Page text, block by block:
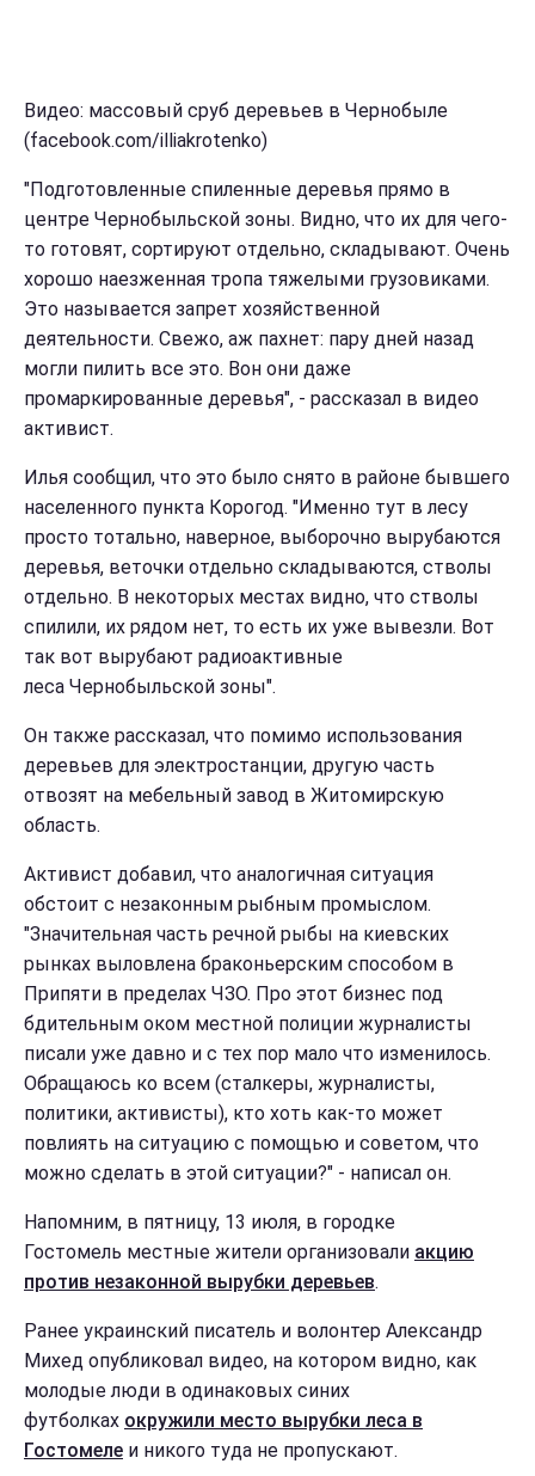
Видео: массовый сруб деревьев в Чернобыле
(facebook.com/illiakrotenko)
"Подготовленные спиленные деревья прямо в
центре Чернобыльской зоны. Видно, что их для чего-
то готовят, сортируют отдельно, складывают. Очень
хорошо наезженная тропа тяжелыми грузовиками.
Это называется запрет хозяйственной
деятельности. Свежо, аж пахнет: пару дней назад
могли пилить все это. Вон они даже
промаркированные деревья", - рассказал в видео
активист.
Илья сообщил, что это было снято в районе бывшего
населенного пункта Корогод. "Именно тут в лесу
просто тотально, наверное, выборочно вырубаются
деревья, веточки отдельно складываются, стволы
отдельно. В некоторых местах видно, что стволы
спилили, их рядом нет, то есть их уже вывезли. Вот
так вот вырубают радиоактивные
леса Чернобыльской зоны".
Он также рассказал, что помимо использования
деревьев для электростанции, другую часть
отвозят на мебельный завод в Житомирскую
область.
Активист добавил, что аналогичная ситуация
обстоит с незаконным рыбным промыслом.
"Значительная часть речной рыбы на киевских
рынках выловлена браконьерским способом в
Припяти в пределах ЧЗО. Про этот бизнес под
бдительным оком местной полиции журналисты
писали уже давно и с тех пор мало что изменилось.
Обращаюсь ко всем (сталкеры, журналисты,
политики, активисты), кто хоть как-то может
повлиять на ситуацию с помощью и советом, что
можно сделать в этой ситуации?" - написал он.
Напомним, в пятницу, 13 июля, в городке
Гостомель местные жители организовали акцию
против незаконной вырубки деревьев.
Ранее украинский писатель и волонтер Александр
Михед опубликовал видео, на котором видно, как
молодые люди в одинаковых синих
футболках окружили место вырубки леса в
Гостомеле и никого туда не пропускают.